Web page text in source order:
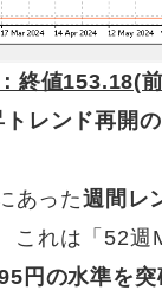
終値153.18(
トレンド再開
あった週間レ
これは「52週
円の水準を突